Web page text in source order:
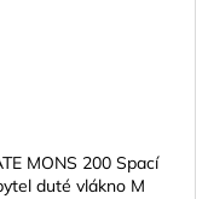
MONS 200 Spací
pytel duté vlákno M